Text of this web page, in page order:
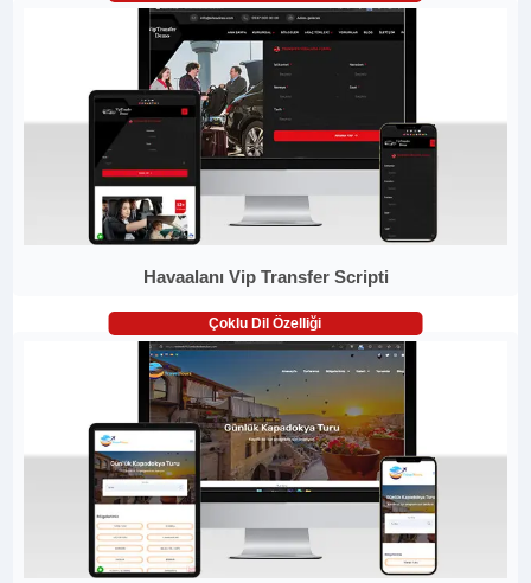
Havaalanı Vip Transfer Scripti
Çoklu Dil Özelliği